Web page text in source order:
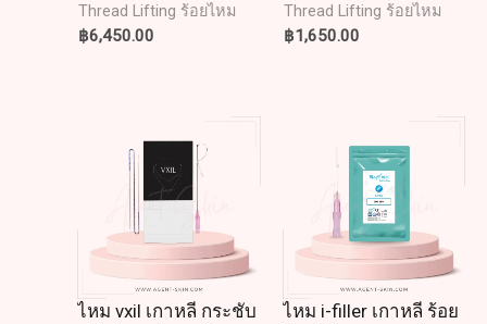
Thread Lifting ร้อยไหม
฿6,450.00
Thread Lifting ร้อยไหม
฿1,650.00
ไหม vxil เกาหลี กระชับ
ไหม i-filler เกาหลี ร้อย